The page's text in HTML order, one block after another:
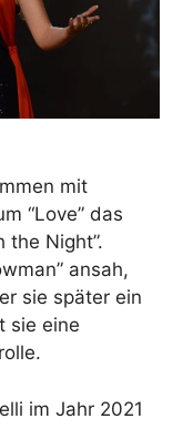
mit
“Love” das
the Night”.
ansah,
sie später ein
sie eine
im Jahr 2021